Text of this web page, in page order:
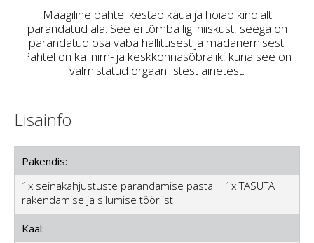
Maagiline pahtel kestab kaua ja hoiab kindlalt
parandatud ala. See ei tõmba ligi niiskust, seega on
parandatud osa vaba hallitusest ja mädanemisest.
Pahtel on ka inim- ja keskkonnasõbralik, kuna see on
valmistatud orgaanilistest ainetest.
Lisainfo
Pakendis:
1x seinakahjustuste parandamise pasta + 1x TASUTA
rakendamise ja silumise tööriist
Kaal: